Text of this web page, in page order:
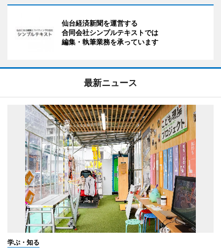
仙台経済新聞を運営する
合同会社シンプルテキストでは
編集・執筆業務を承っています
最新ニュース
学ぶ・知る